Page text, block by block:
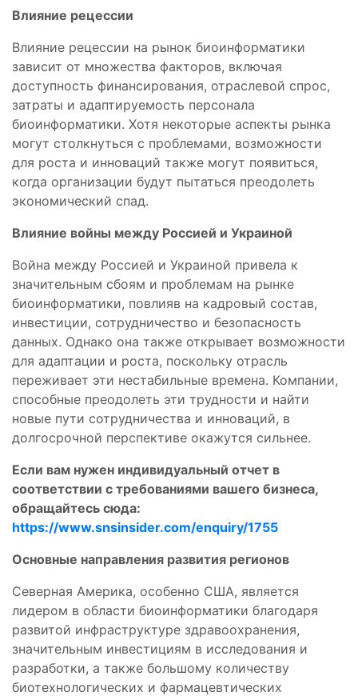
Влияние рецессии
Влияние рецессии на рынок биоинформатики
зависит от множества факторов, включая
доступность финансирования, отраслевой спрос,
затраты и адаптируемость персонала
биоинформатики. Хотя некоторые аспекты рынка
могут столкнуться с проблемами, возможности
для роста и инноваций также могут появиться,
когда организации будут пытаться преодолеть
экономический спад.
Влияние войны между Россией и Украиной
Война между Россией и Украиной привела к
значительным сбоям и проблемам на рынке
биоинформатики, повлияв на кадровый состав,
инвестиции, сотрудничество и безопасность
данных. Однако она также открывает возможности
для адаптации и роста, поскольку отрасль
переживает эти нестабильные времена. Компании,
способные преодолеть эти трудности и найти
новые пути сотрудничества и инноваций, в
долгосрочной перспективе окажутся сильнее.
Если вам нужен индивидуальный отчет в
соответствии с требованиями вашего бизнеса,
обращайтесь сюда:
https://www.snsinsider.com/enquiry/1755
Основные направления развития регионов
Северная Америка, особенно США, является
лидером в области биоинформатики благодаря
развитой инфраструктуре здравоохранения,
значительным инвестициям в исследования и
разработки, а также большому количеству
биотехнологических и фармацевтических